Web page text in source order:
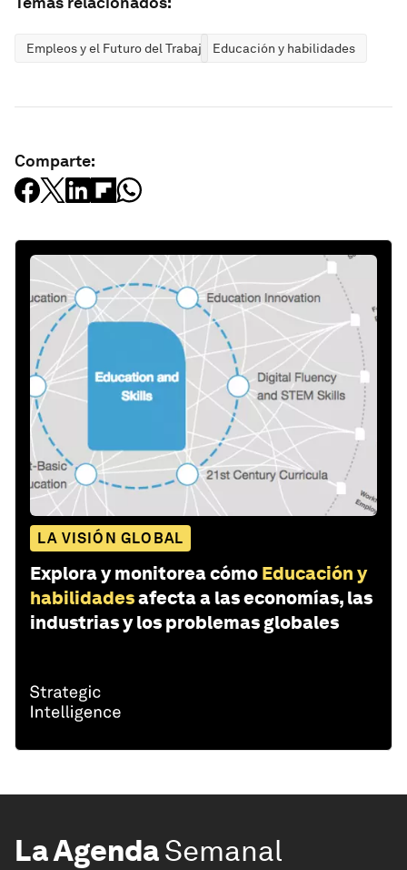
Empleos y el Futuro del Trabajo Educación y habilidades
Comparte:
LA VISIÓN GLOBAL
Explora y monitorea cómo Educación y
habilidadesafecta a las economías, las
industrias y los problemas globales
La AgendaSemanal